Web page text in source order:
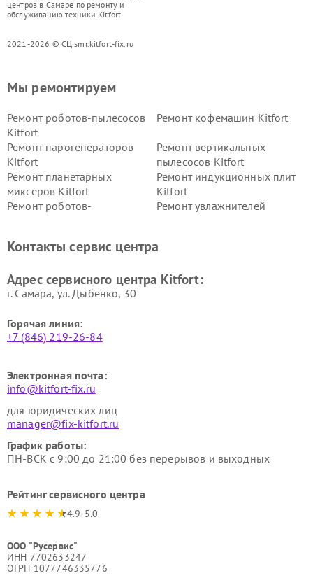
центров в Самаре по ремонту и
обслуживанию техники Kitfort
2021-2026 © СЦ smr.kitfort-fix.ru
Мы ремонтируем
Ремонт роботов-пылесосов
Kitfort
Ремонт кофемашин Kitfort
Ремонт парогенераторов
Kitfort
Ремонт вертикальных
пылесосов Kitfort
Ремонт планетарных
миксеров Kitfort
Ремонт индукционных плит
Kitfort
Ремонт роботов-
Ремонт увлажнителей
Kitfort
Kitfort
Kitfort
Kitfort
Контакты сервис центра
Адрес сервисного центра Kitfort:
г. Самара, ул. Дыбенко, 30
Горячая линия:
+7 (846) 219-26-84
Электронная почта:
info@kitfort-fix.ru
для юридических лиц
manager@fix-kitfort.ru
График работы:
ПН-ВСК с 9:00 до 21:00 без перерывов и выходных
Рейтинг сервисного центра
4.9-5.0
ООО "Русервис"
ИНН 7702633247
ОГРН 1077746335776